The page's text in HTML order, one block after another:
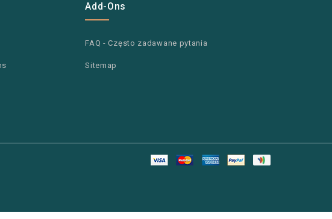
Add-Ons
FAQ - Często zadawane pytania
Sitemap